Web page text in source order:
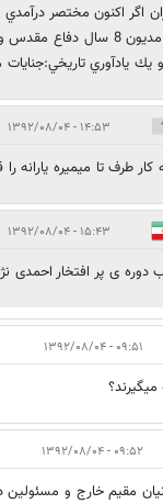
اگر اكنون مختصر درآمدي
بپردازد.اين درآمد را ما
يك يادآوري
۱۴:۵۳ - ۱۳۹۲/۰۸/۰۴
طرف تا میمیره یارانه
۱۵:۴۳ - ۱۳۹۲/۰۸/۰۴
دوره ی پر افتخار احمدی
۰۹:۵۱ - ۱۳۹۲/۰۸/۰۴
۰۹:۵۲ - ۱۳۹۲/۰۸/۰۴
مقيم خارج و